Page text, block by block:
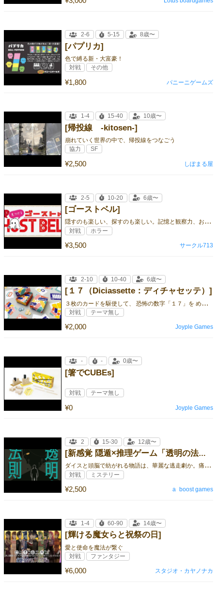
[パプリカ]
色で縛る新・大富豪！
¥1,800
2-6 5-15 8歳〜
対戦 その他
パニーニゲームズ
[帰投線 -kitosen-]
崩れていく世界の中で、帰投線をつなごう
¥2,500
1-4 15-40 10歳〜
協力 SF
しぽまる屋
[ゴーストベル]
隠
すのも楽しい、探すのも楽しい。記憶と観察力、おばけたちによるパーティゲーム！
¥3,500
2-5 10-20 6歳〜
対戦 ホラー
サークル713
[１７（Diciassette：ディチャセッテ）]
３
枚のカードを駆使して、 恐怖の数字「１７」を めぐる駆け引きに 勝利しちャッテ！？
¥2,000
2-10 10-40 6歳〜
対戦 テーマ無し
Joyple Games
[箸でCUBEs]
¥0
- - 0歳〜
対戦 テーマ無し
Joyple Games
[新感覚 隠遁×推理ゲーム「透明の法則」]
ダ
イスと頭脳で紡がれる物語は、華麗な逃走劇か。痛快な推理劇か。
¥2,500
2 15-30 12歳〜
対戦 ミステリー
a_boost games
[輝ける魔女らと祝祭の日]
愛と使命を魔法が繋ぐ
¥6,000
1-4 60-90 14歳〜
対戦 ファンタジー
スタジオ・カヤノナカ